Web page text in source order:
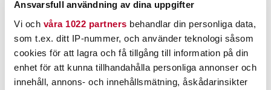
Ansvarsfull användning av dina uppgifter
Vi och våra 1022 partners behandlar din personliga data,
som t.ex. ditt IP-nummer, och använder teknologi såsom
cookies för att lagra och få tillgång till information på din
enhet för att kunna tillhandahålla personliga annonser och
innehåll, annons- och innehållsmätning, åskådarinsikter
POPULÄRT JUST NU